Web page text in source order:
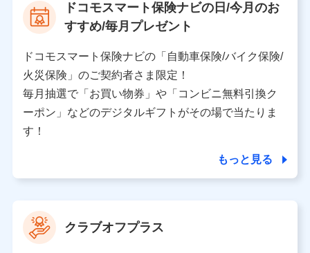
当社又は株式会社NTTドコモが提供する保険関連サービ
スにおけるユーザ登録受付および管理のため
を受けている保険会社・提携会社の保険その他に関する
情報を提供するため、また維持管理等の委託業務遂行の
ため、またそれらに付帯、関連する当社、株式会社NTT
ドコモおよび提携会社のサービスを案内、提供するため
（各サービスで取得したサービス利用履歴、ウェブサイ
トの閲覧履歴、購買履歴、ご契約内容等のパーソナルデ
ータを分析して、お客さまの趣味・嗜好・傾向に応じた
上記に係る案内・手続き・管理等付帯業務を行うため
【当該個人データの管理について責任を有する者の名称・住
所・代表者名】
ドコモスマート保険ナビの日/今月のお
すすめ/毎月プレゼント
ドコモスマート保険ナビの「自動車保険/バイク保険/
火災保険」のご契約者さま限定！
毎月抽選で「お買い物券」や「コンビニ無料引換ク
ーポン」などのデジタルギフトがその場で当たりま
す！
もっと見る
クラブオフプラス